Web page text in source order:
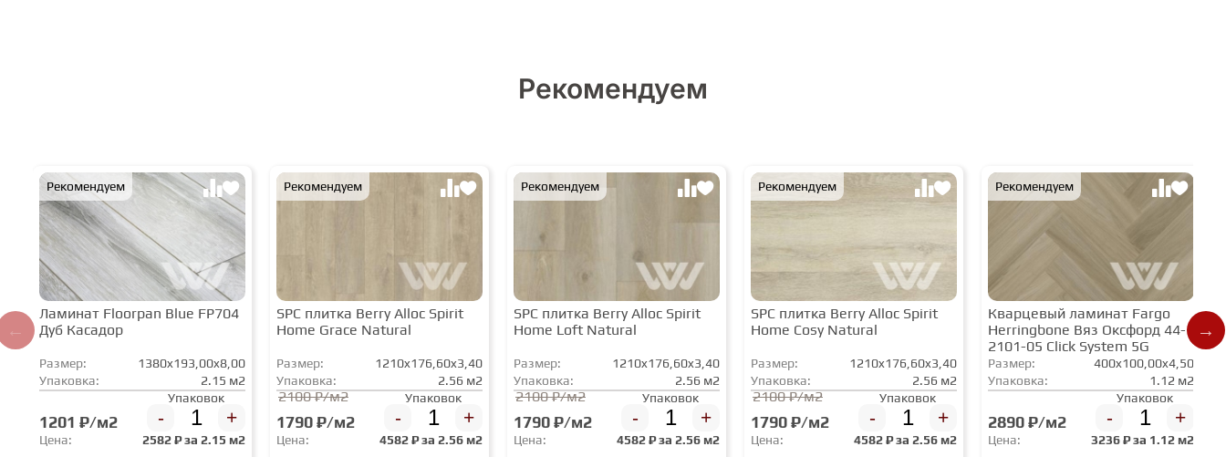
Рекомендуем
Рекомендуем
Ламинат Floorpan Blue FP704
Дуб Касадор
Размер:
1380x193,00x8,00
Упаковка:
2.15 м2
1201 ₽/м2
Упаковок
- +
Цена: 2582₽ за 2.15 м2
Рекомендуем
SPC плитка Berry Alloc Spirit
Home Grace Natural
Размер:
1210x176,60x3,40
Упаковка:
2.56 м2
2100 ₽/м2
1790 ₽/м2
Упаковок
- +
Цена: 4582₽ за 2.56 м2
Рекомендуем
SPC плитка Berry Alloc Spirit
Home Loft Natural
Размер:
1210x176,60x3,40
Упаковка:
2.56 м2
2100 ₽/м2
1790 ₽/м2
Упаковок
- +
Цена: 4582₽ за 2.56 м2
Рекомендуем
SPC плитка Berry Alloc Spirit
Home Cosy Natural
Размер:
1210x176,60x3,40
Упаковка:
2.56 м2
2100 ₽/м2
1790 ₽/м2
Упаковок
- +
Цена: 4582₽ за 2.56 м2
Рекомендуем
Кварцевый ламинат Fargo
Herringbone Вяз Оксфорд 44-
2101-05 Click System 5G
Размер:
400x100,00x4,50
Упаковка:
1.12 м2
2890 ₽/м2
Упаковок
- +
Цена: 3236₽ за 1.12 м2